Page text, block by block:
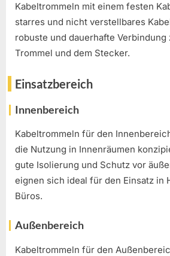
Kabeltrommeln mit einem festen
starres und nicht verstellbares
robuste und dauerhafte
Trommel und dem Stecker.
Einsatzbereich
Innenbereich
Kabeltrommeln für den
die Nutzung in Innenräumen
gute Isolierung und Schutz vor
eignen sich ideal für den Einsatz in
Büros.
Außenbereich
Kabeltrommeln für den